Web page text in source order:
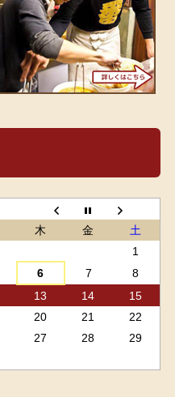
木 金
土
1
6 7
8
13 14
15
20 21
22
27 28
29